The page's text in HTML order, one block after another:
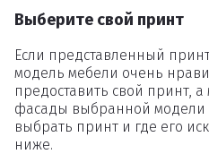
Выберите свой принт
Если представленный
модель мебели очень
предоставить свой принт,
фасады выбранной модели
выбрать принт и где его
ниже.